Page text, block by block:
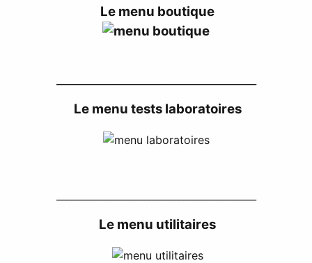
Le menu boutique
Le menu tests laboratoires
Le menu utilitaires